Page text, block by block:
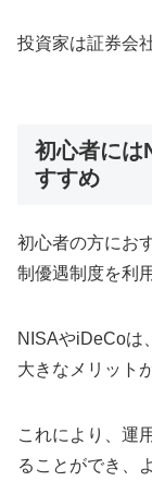
投資家は証券会
初心者には
すすめ
初心者の方にお
制優遇制度を利
NISAやiDeCoは
大きなメリット
これにより、運
ることができ、